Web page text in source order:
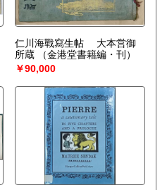
仁川海戰寫生帖 大本営御
所蔵
（金港堂書籍編・刊）
￥90,000